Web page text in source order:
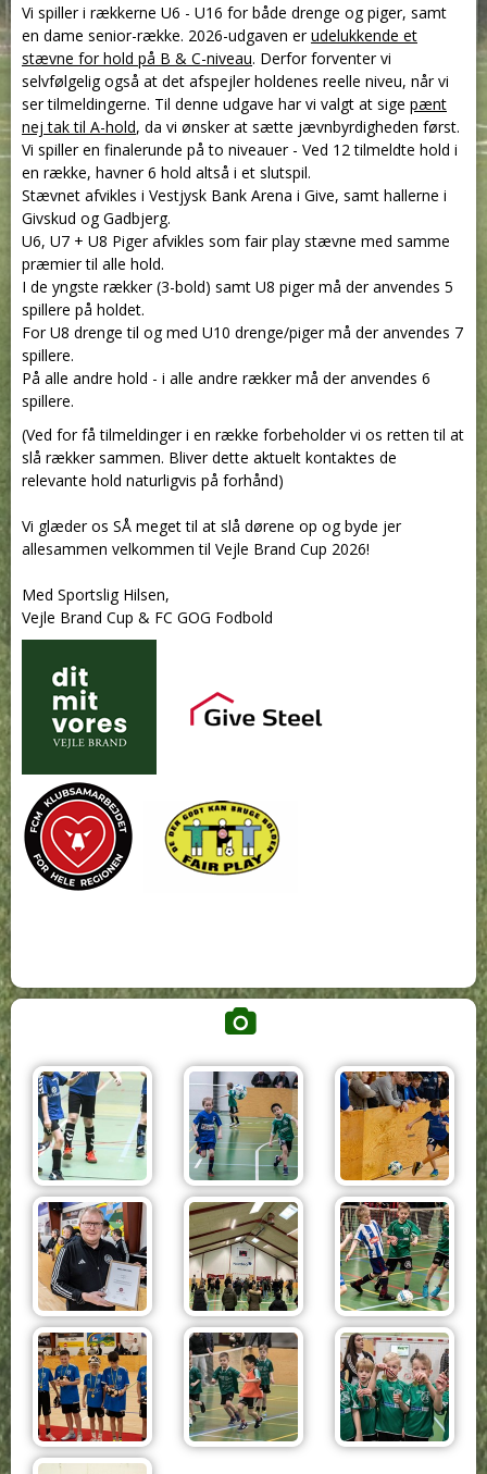
Vi spiller i rækkerne U6 - U16 for både drenge og piger, samt
en dame senior-række. 2026-udgaven erudelukkende et
stævne for hold på B & C-niveau. Derfor forventer vi
selvfølgelig også at det afspejler holdenes reelle niveu, når vi
ser tilmeldingerne. Til denne udgave har vi valgt at sige pænt
nej tak til A-hold, da vi ønsker at sætte jævnbyrdigheden først.
Vi spiller en finalerunde på to niveauer - Ved 12 tilmeldte hold i
en række, havner 6 hold altså i et slutspil.
Stævnet afvikles i Vestjysk Bank Arena i Give, samt hallerne i
Givskud og Gadbjerg.
U6, U7 + U8 Piger afvikles som fair play stævne med samme
præmier til alle hold.
I de yngste rækker (3-bold) samt U8 piger må der anvendes 5
spillere på holdet.
For U8 drenge til og med U10 drenge/piger må der anvendes 7
spillere.
På alle andre hold - i alle andre rækker må der anvendes 6
spillere.
(Ved for få tilmeldinger i en række forbeholder vi os retten til at
slå rækker sammen. Bliver dette aktuelt kontaktes de
relevante hold naturligvis på forhånd)
Vi glæder os SÅ meget til at slå dørene op og byde jer
allesammen velkommen til Vejle Brand Cup 2026!
Med Sportslig Hilsen,
Vejle Brand Cup & FC GOG Fodbold